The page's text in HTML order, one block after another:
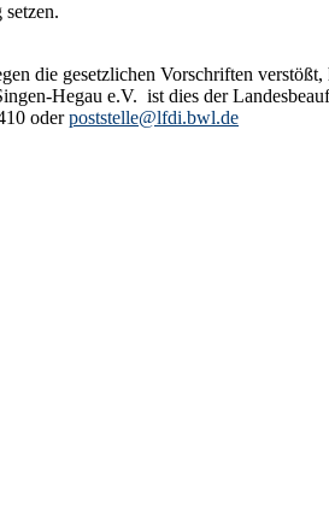
die gesetzlichen Vorschriften verstößt,
Hegau e.V. ist dies der
oderpoststelle@lfdi.bwl.de